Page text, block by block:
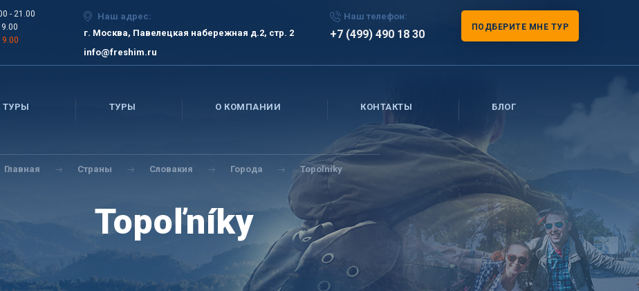
- 21.00
Наш адрес:
г. Москва, Павелецкая набережная д.2, стр. 2
info@freshim.ru
Наш телефон:
+7 (499) 490 18 30
ПОДБЕРИТЕ МНЕ ТУР
ТУРЫ ТУРЫ О КОМПАНИИ КОНТАКТЫ БЛОГ
Главная Страны Словакия Города Topoľníky
Topoľníky